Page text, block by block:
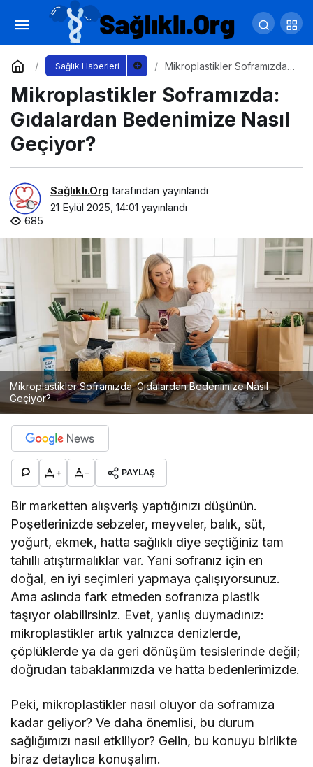
Sağlık Haberleri
Mikroplastikler Soframızda:
Nasıl Geçiyor?
Mikroplastikler Soframızda:
Gıdalardan Bedenimize Nasıl
Geçiyor?
Sağlıklı.Org tarafından yayınlandı
21 Eylül 2025, 14:01 yayınlandı
685
Mikroplastikler Soframızda: Gıdalardan Bedenimize Nasıl
Geçiyor?
+ - PAYLAŞ
Bir marketten alışveriş yaptığınızı düşünün.
Poşetlerinizde sebzeler, meyveler, balık, süt,
yoğurt, ekmek, hatta sağlıklı diye seçtiğiniz tam
tahıllı atıştırmalıklar var. Yani sofranız için en
doğal, en iyi seçimleri yapmaya çalışıyorsunuz.
Ama aslında fark etmeden sofranıza plastik
taşıyor olabilirsiniz. Evet, yanlış duymadınız:
mikroplastikler artık yalnızca denizlerde,
çöplüklerde ya da geri dönüşüm tesislerinde değil;
doğrudan tabaklarımızda ve hatta bedenlerimizde.
Peki, mikroplastikler nasıl oluyor da soframıza
kadar geliyor? Ve daha önemlisi, bu durum
sağlığımızı nasıl etkiliyor? Gelin, bu konuyu birlikte
biraz detaylıca konuşalım.
Sağlık Sigortası Çeşitleri
Yorum Yap Paylaş